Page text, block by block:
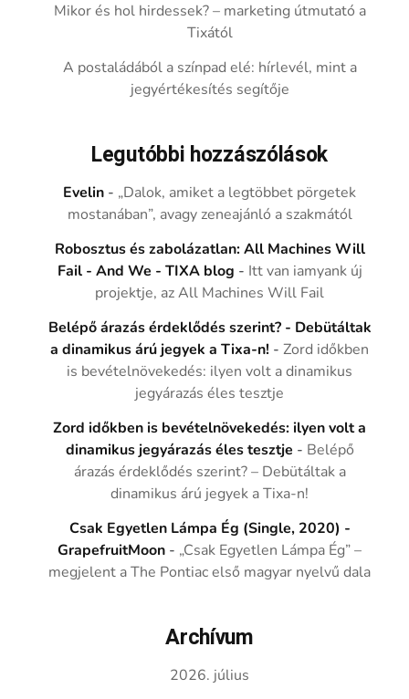
Mikor és hol hirdessek? – marketing útmutató a
Tixától
A postaládából a színpad elé: hírlevél, mint a
jegyértékesítés segítője
Legutóbbi hozzászólások
Evelin - „Dalok, amiket a legtöbbet pörgetek
mostanában”, avagy zeneajánló a szakmától
Robosztus és zabolázatlan: All Machines Will
Fail - And We - TIXA blog - Itt van iamyank új
projektje, az All Machines Will Fail
Belépő árazás érdeklődés szerint? - Debütáltak
a dinamikus árú jegyek a Tixa-n! -Zord időkben
is bevételnövekedés: ilyen volt a dinamikus
jegyárazás éles tesztje
Zord időkben is bevételnövekedés: ilyen volt a
dinamikus jegyárazás éles tesztje - Belépő
árazás érdeklődés szerint? – Debütáltak a
dinamikus árú jegyek a Tixa-n!
Csak Egyetlen Lámpa Ég (Single, 2020) -
GrapefruitMoon - „Csak Egyetlen Lámpa Ég” –
megjelent a The Pontiac első magyar nyelvű dala
Archívum
2026. július